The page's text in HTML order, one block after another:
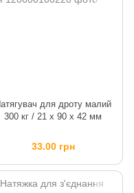
для дроту малий
300 кг / 21 х 90 х 42 мм
33.00 грн